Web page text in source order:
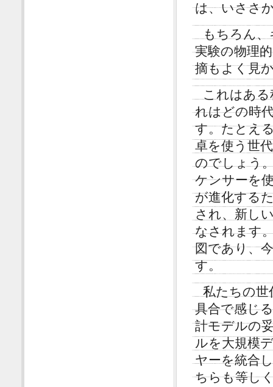
は、いささ
もちろん
実験の物理
摘もよく見
これはあ
れはどの時
す。たとえ
卓を使う世
のでしょう
ケンサーを
が進化する
され、新し
なされます
図であり、
す。
私たちの世
具合で感じ
計モデルの
ルを大規模
ヤーを統合
ちらも等し